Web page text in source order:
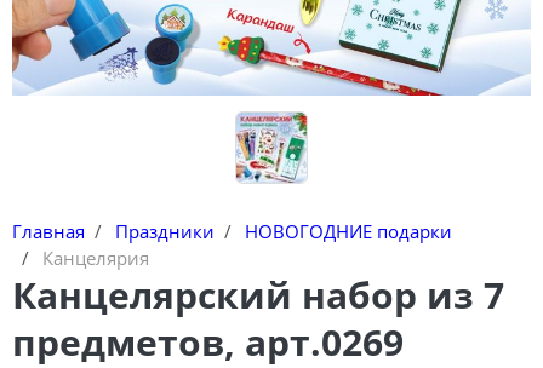
Главная Праздники
НОВОГОДНИЕ подарки
Канцелярия
Канцелярский набор из 7
предметов, арт.0269